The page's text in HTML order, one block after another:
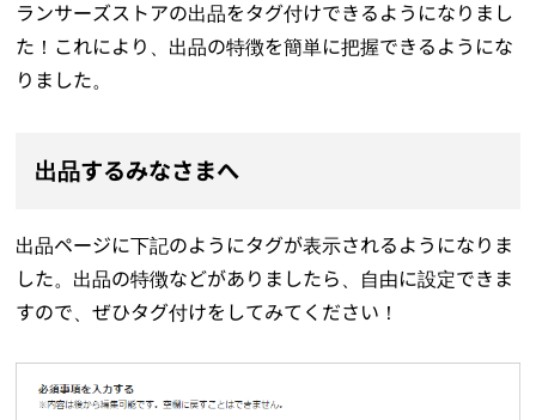
ランサーズストアの出品をタグ付けできるようになりまし
た！これにより、出品の特徴を簡単に把握できるようにな
りました。
出品するみなさまへ
出品ページに下記のようにタグが表示されるようになりま
した。出品の特徴などがありましたら、自由に設定できま
すので、ぜひタグ付けをしてみてください！